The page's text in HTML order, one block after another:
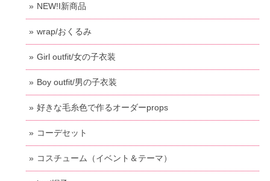
NEW!I新商品
wrap/おくるみ
Girl outfit/女の子衣装
Boy outfit/男の子衣装
好きな毛糸色で作るオーダーprops
コーデセット
コスチューム（イベント＆テーマ）